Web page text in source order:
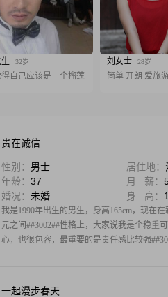
32岁
自己应该是一个榴莲
刘女士 28岁
简单 开朗 爱旅
贵在诚信
性别： 男士 居住地：
年龄： 37 月 薪：
婚况： 未婚 身 高：
我是1990年出生的男生，身高165cm，现在
元之间##3002##性格上，大家说我是个稳重
心，也很包容，最重要的是责任感比较强
一起漫步春天